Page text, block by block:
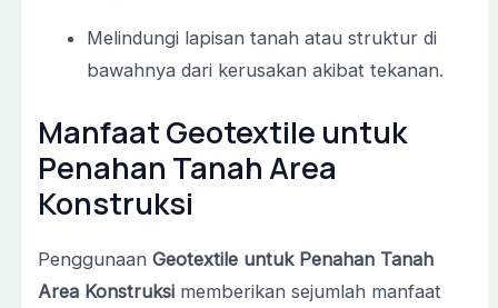
Melindungi lapisan tanah atau struktur di
bawahnya dari kerusakan akibat tekanan.
Manfaat Geotextile untuk
Penahan Tanah Area
Konstruksi
Penggunaan Geotextile untuk Penahan Tanah
Area Konstruksimemberikan sejumlah manfaat